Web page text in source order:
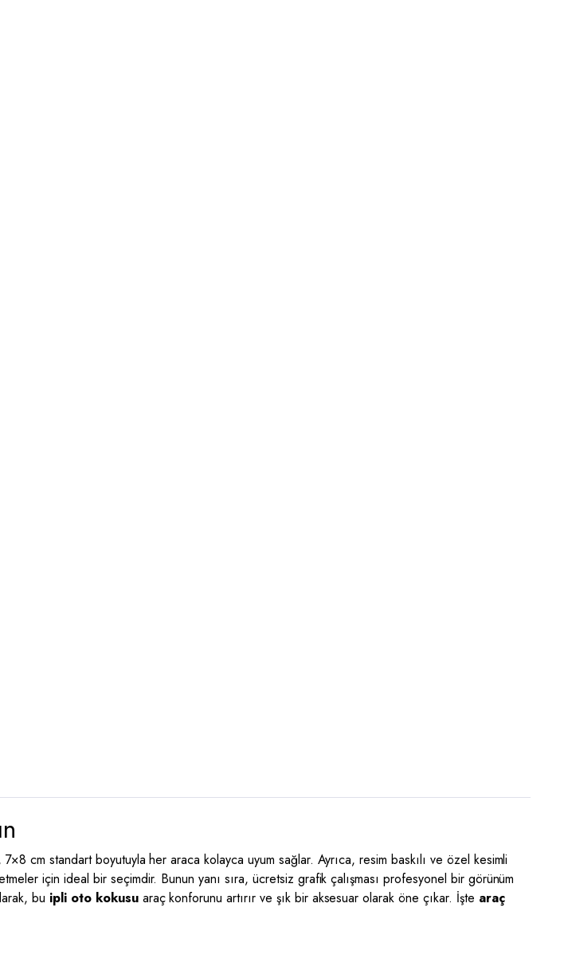
cm standart boyutuyla her araca kolayca uyum sağlar. Ayrıca, resim baskılı ve özel kesimli
için ideal bir seçimdir. Bunun yanı sıra, ücretsiz grafik çalışması profesyonel bir görünüm
bu ipli oto kokusuaraç konforunu artırır ve şık bir aksesuar olarak öne çıkar. İşte araç